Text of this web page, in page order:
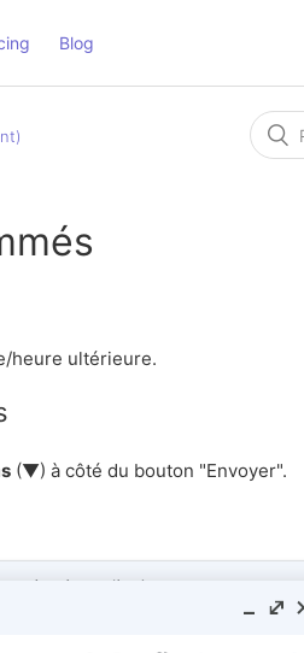
Blog
heure ultérieure.
(▼) à côté du bouton "Envoyer".